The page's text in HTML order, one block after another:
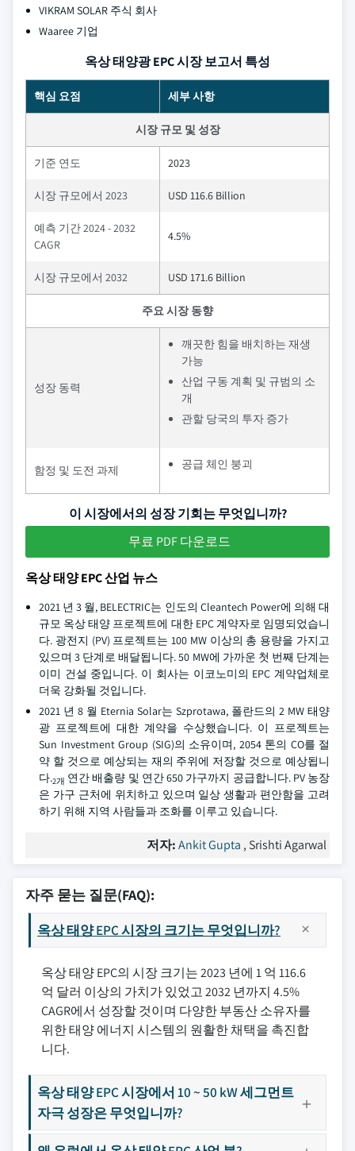
VIKRAM SOLAR 주식 회사
Waaree 기업
옥상 태양광 EPC 시장 보고서 특성
핵심 요점 세부 사항
시장 규모 및 성장
기준 연도 2023
시장 규모에서 2023 USD 116.6 Billion
예측 기간 2024 - 2032
CAGR
4.5%
시장 규모에서 2032 USD 171.6 Billion
주요 시장 동향
성장 동력
깨끗한 힘을 배치하는 재생
가능
산업 구동 계획 및 규범의 소
개
관할 당국의 투자 증가
함정 및 도전 과제 공급 체인 붕괴
이 시장에서의 성장 기회는 무엇입니까?
무료 PDF 다운로드
옥상 태양 EPC 산업 뉴스
2021 년 3 월, BELECTRIC는 인도의 Cleantech Power에 의해 대
규모 옥상 태양 프로젝트에 대한 EPC 계약자로 임명되었습니
다. 광전지 (PV) 프로젝트는 100 MW 이상의 총 용량을 가지고
있으며 3 단계로 배달됩니다. 50 MW에 가까운 첫 번째 단계는
이미 건설 중입니다. 이 회사는 이코노미의 EPC 계약업체로
더욱 강화될 것입니다.
2021 년 8 월 Eternia Solar는 Szprotawa, 폴란드의 2 MW 태양
광 프로젝트에 대한 계약을 수상했습니다. 이 프로젝트는
Sun Investment Group (SIG)의 소유이며, 2054 톤의 CO를 절
약 할 것으로 예상되는 재의 주위에 저장할 것으로 예상됩니
다.2개 연간 배출량 및 연간 650 가구까지 공급합니다. PV 농장
은 가구 근처에 위치하고 있으며 일상 생활과 편안함을 고려
하기 위해 지역 사람들과 조화를 이루고 있습니다.
저자:Ankit Gupta , Srishti Agarwal
자주 묻는 질문(FAQ):
옥상 태양 EPC 시장의 크기는 무엇입니까?
옥상 태양 EPC의 시장 크기는 2023 년에 1 억 116.6
억 달러 이상의 가치가 있었고 2032 년까지 4.5%
CAGR에서 성장할 것이며 다양한 부동산 소유자를
위한 태양 에너지 시스템의 원활한 채택을 촉진합
니다.
옥상 태양 EPC 시장에서 10 ~ 50 kW 세그먼트
자극 성장은 무엇입니까?